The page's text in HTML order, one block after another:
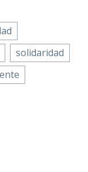
solidaridad